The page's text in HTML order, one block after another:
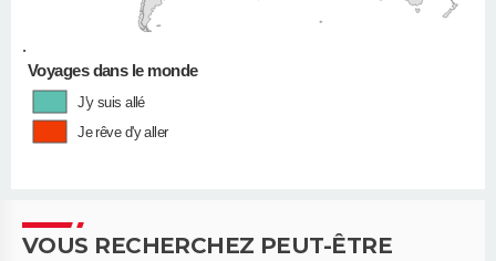
•
Voyages dans le monde
J'y suis allé
Je rêve d'y aller
VOUS RECHERCHEZ PEUT-ÊTRE